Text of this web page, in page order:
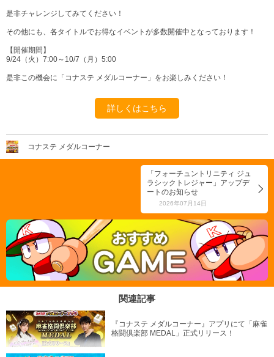
是非チャレンジしてみてください！
その他にも、各タイトルでお得なイベントが多数開催中となっております！
【開催期間】
9/24（火）7:00～10/7（月）5:00
是非この機会に「コナステ メダルコーナー」をお楽しみください！
詳しくはこちら
コナステ メダルコーナー
「フォーチュントリニティ ジュ
ラシックトレジャー」アップデ
ートのお知らせ
2026年07月14日
関連記事
『コナステ メダルコーナー』アプリにて「麻雀
格闘倶楽部 MEDAL」正式リリース！